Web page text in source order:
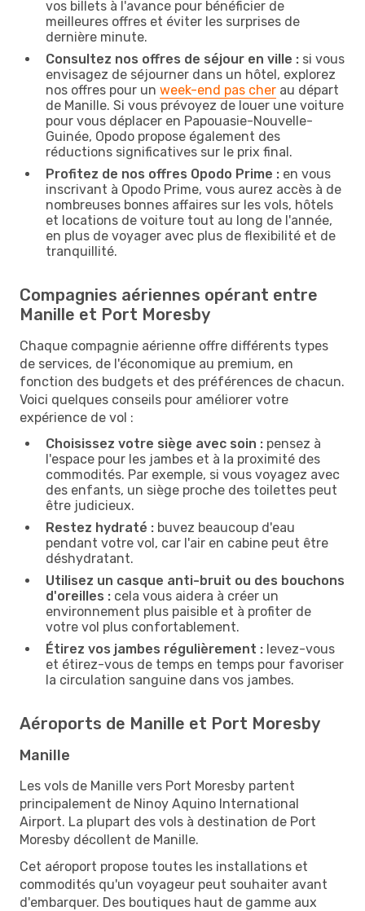
vos billets à l'avance pour bénéficier de
meilleures offres et éviter les surprises de
dernière minute.
Consultez nos offres de séjour en ville : si vous
envisagez de séjourner dans un hôtel, explorez
nos offres pour un week-end pas cher au départ
de Manille. Si vous prévoyez de louer une voiture
pour vous déplacer en Papouasie-Nouvelle-
Guinée, Opodo propose également des
réductions significatives sur le prix final.
Profitez de nos offres Opodo Prime : en vous
inscrivant à Opodo Prime, vous aurez accès à de
nombreuses bonnes affaires sur les vols, hôtels
et locations de voiture tout au long de l'année,
en plus de voyager avec plus de flexibilité et de
tranquillité.
Compagnies aériennes opérant entre
Manille et Port Moresby
Chaque compagnie aérienne offre différents types
de services, de l'économique au premium, en
fonction des budgets et des préférences de chacun.
Voici quelques conseils pour améliorer votre
expérience de vol :
Choisissez votre siège avec soin : pensez à
l'espace pour les jambes et à la proximité des
commodités. Par exemple, si vous voyagez avec
des enfants, un siège proche des toilettes peut
être judicieux.
Restez hydraté : buvez beaucoup d'eau
pendant votre vol, car l'air en cabine peut être
déshydratant.
Utilisez un casque anti-bruit ou des bouchons
d'oreilles : cela vous aidera à créer un
environnement plus paisible et à profiter de
votre vol plus confortablement.
Étirez vos jambes régulièrement : levez-vous
et étirez-vous de temps en temps pour favoriser
la circulation sanguine dans vos jambes.
Aéroports de Manille et Port Moresby
Manille
Les vols de Manille vers Port Moresby partent
principalement de Ninoy Aquino International
Airport. La plupart des vols à destination de Port
Moresby décollent de Manille.
Cet aéroport propose toutes les installations et
commodités qu'un voyageur peut souhaiter avant
d'embarquer. Des boutiques haut de gamme aux